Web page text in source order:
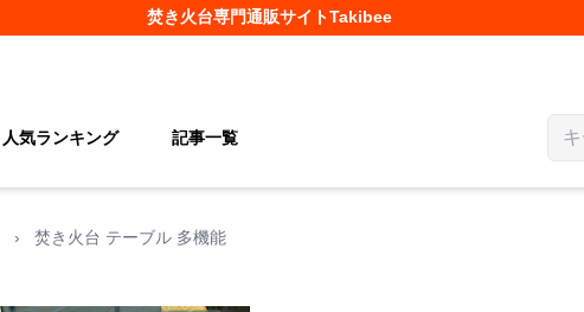
焚き火台専門通販サイトTakibee
人気ランキング 記事一覧
› 焚き火台 テーブル 多機能